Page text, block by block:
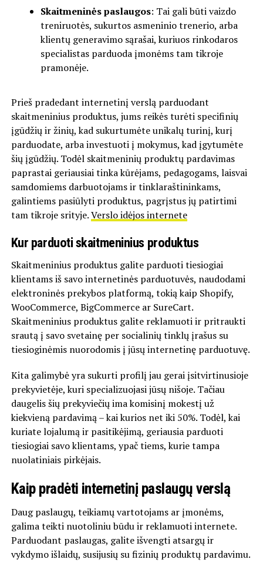
Skaitmeninės paslaugos: Tai gali būti vaizdo
treniruotės, sukurtos asmeninio trenerio, arba
klientų generavimo sąrašai, kuriuos rinkodaros
specialistas parduoda įmonėms tam tikroje
pramonėje.
Prieš pradedant internetinį verslą parduodant
skaitmeninius produktus, jums reikės turėti specifinių
įgūdžių ir žinių, kad sukurtumėte unikalų turinį, kurį
parduodate, arba investuoti į mokymus, kad įgytumėte
šių įgūdžių. Todėl skaitmeninių produktų pardavimas
paprastai geriausiai tinka kūrėjams, pedagogams, laisvai
samdomiems darbuotojams ir tinklaraštininkams,
galintiems pasiūlyti produktus, pagrįstus jų patirtimi
tam tikroje srityje.Verslo idėjos internete
Kur parduoti skaitmeninius produktus
Skaitmeninius produktus galite parduoti tiesiogiai
klientams iš savo internetinės parduotuvės, naudodami
elektroninės prekybos platformą, tokią kaip Shopify,
WooCommerce, BigCommerce ar SureCart.
Skaitmeninius produktus galite reklamuoti ir pritraukti
srautą į savo svetainę per socialinių tinklų įrašus su
tiesioginėmis nuorodomis į jūsų internetinę parduotuvę.
Kita galimybė yra sukurti profilį jau gerai įsitvirtinusioje
prekyvietėje, kuri specializuojasi jūsų nišoje. Tačiau
daugelis šių prekyviečių ima komisinį mokestį už
kiekvieną pardavimą – kai kurios net iki 50%. Todėl, kai
kuriate lojalumą ir pasitikėjimą, geriausia parduoti
tiesiogiai savo klientams, ypač tiems, kurie tampa
nuolatiniais pirkėjais.
Kaip pradėti internetinį paslaugų verslą
Daug paslaugų, teikiamų vartotojams ar įmonėms,
galima teikti nuotoliniu būdu ir reklamuoti internete.
Parduodant paslaugas, galite išvengti atsargų ir
vykdymo išlaidų, susijusių su fizinių produktų pardavimu.